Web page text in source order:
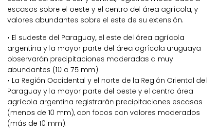
escasos sobre el oeste y el centro del área agrícola, y
valores abundantes sobre el este de su extensión.
• El sudeste del Paraguay, el este del área agrícola
argentina y la mayor parte del área agrícola uruguaya
observarán precipitaciones moderadas a muy
abundantes (10 a 75 mm).
• La Región Occidental y el norte de la Región Oriental del
Paraguay y la mayor parte del oeste y el centro área
agrícola argentina registrarán precipitaciones escasas
(menos de 10 mm), con focos con valores moderados
(más de 10 mm).